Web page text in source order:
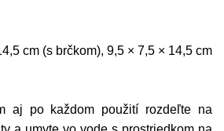
cm (s brčkom), 9,5 × 7,5 × 14,5 cm
aj po každom použití rozdeľte na